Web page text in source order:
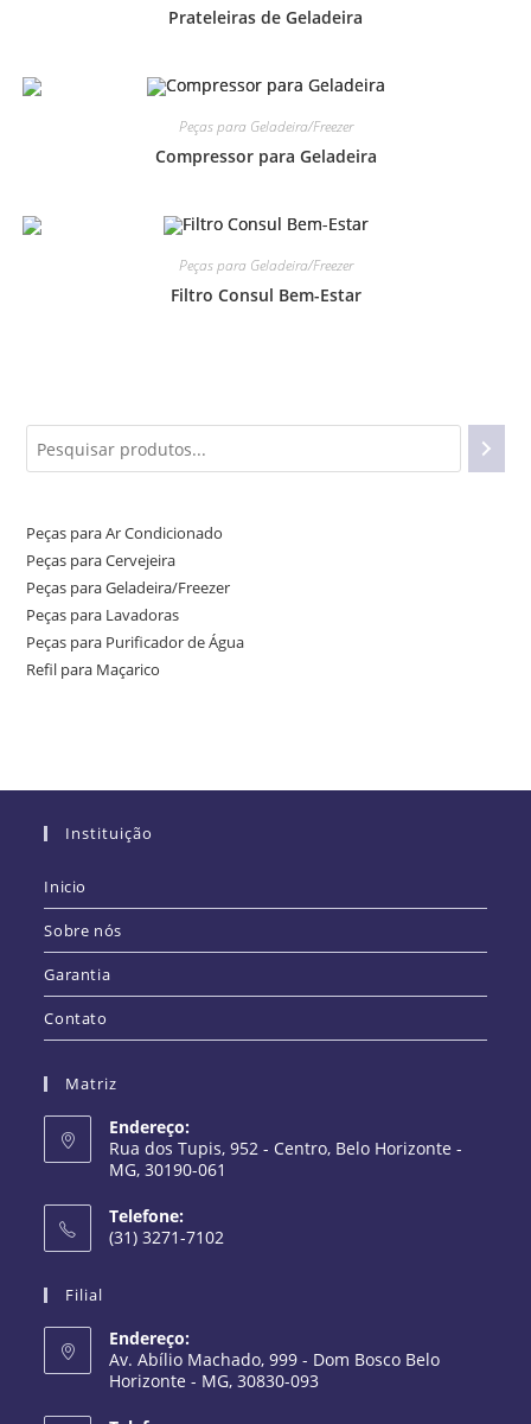
Prateleiras de Geladeira
Peças para Geladeira/Freezer
Compressor para Geladeira
Peças para Geladeira/Freezer
Filtro Consul Bem-Estar
Peças para Ar Condicionado
Peças para Cervejeira
Peças para Geladeira/Freezer
Peças para Lavadoras
Peças para Purificador de Água
Refil para Maçarico
Instituição
Inicio
Sobre nós
Garantia
Contato
Matriz
Endereço:
Rua dos Tupis, 952 - Centro, Belo Horizonte -
MG, 30190-061
Telefone:
(31) 3271-7102
Filial
Endereço:
Av. Abílio Machado, 999 - Dom Bosco Belo
Horizonte - MG, 30830-093